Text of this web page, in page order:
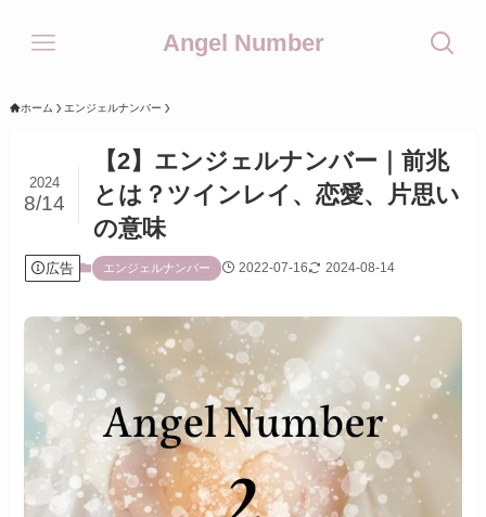
Angel Number
ホーム エンジェルナンバー
【2】エンジェルナンバー｜前兆
とは？ツインレイ、恋愛、片思い
の意味
2024
8/14
広告 エンジェルナンバー 2022-07-16 2024-08-14